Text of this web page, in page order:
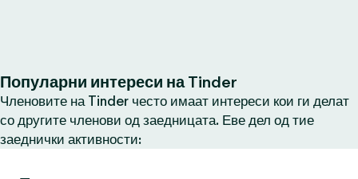
Популарни интереси на Tinder
Членовите на Tinder често имаат интереси кои ги делат
со другите членови од заедницата. Еве дел од тие
заеднички активности: